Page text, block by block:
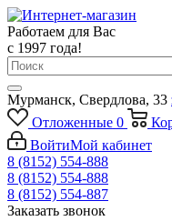
Работаем для Вас
с 1997 года!
Мурманск, Свердлова, 33
Отложенные 0
ВойтиМой кабинет
8 (8152) 554-888
8 (8152) 554-888
8 (8152) 554-887
Заказать звонок